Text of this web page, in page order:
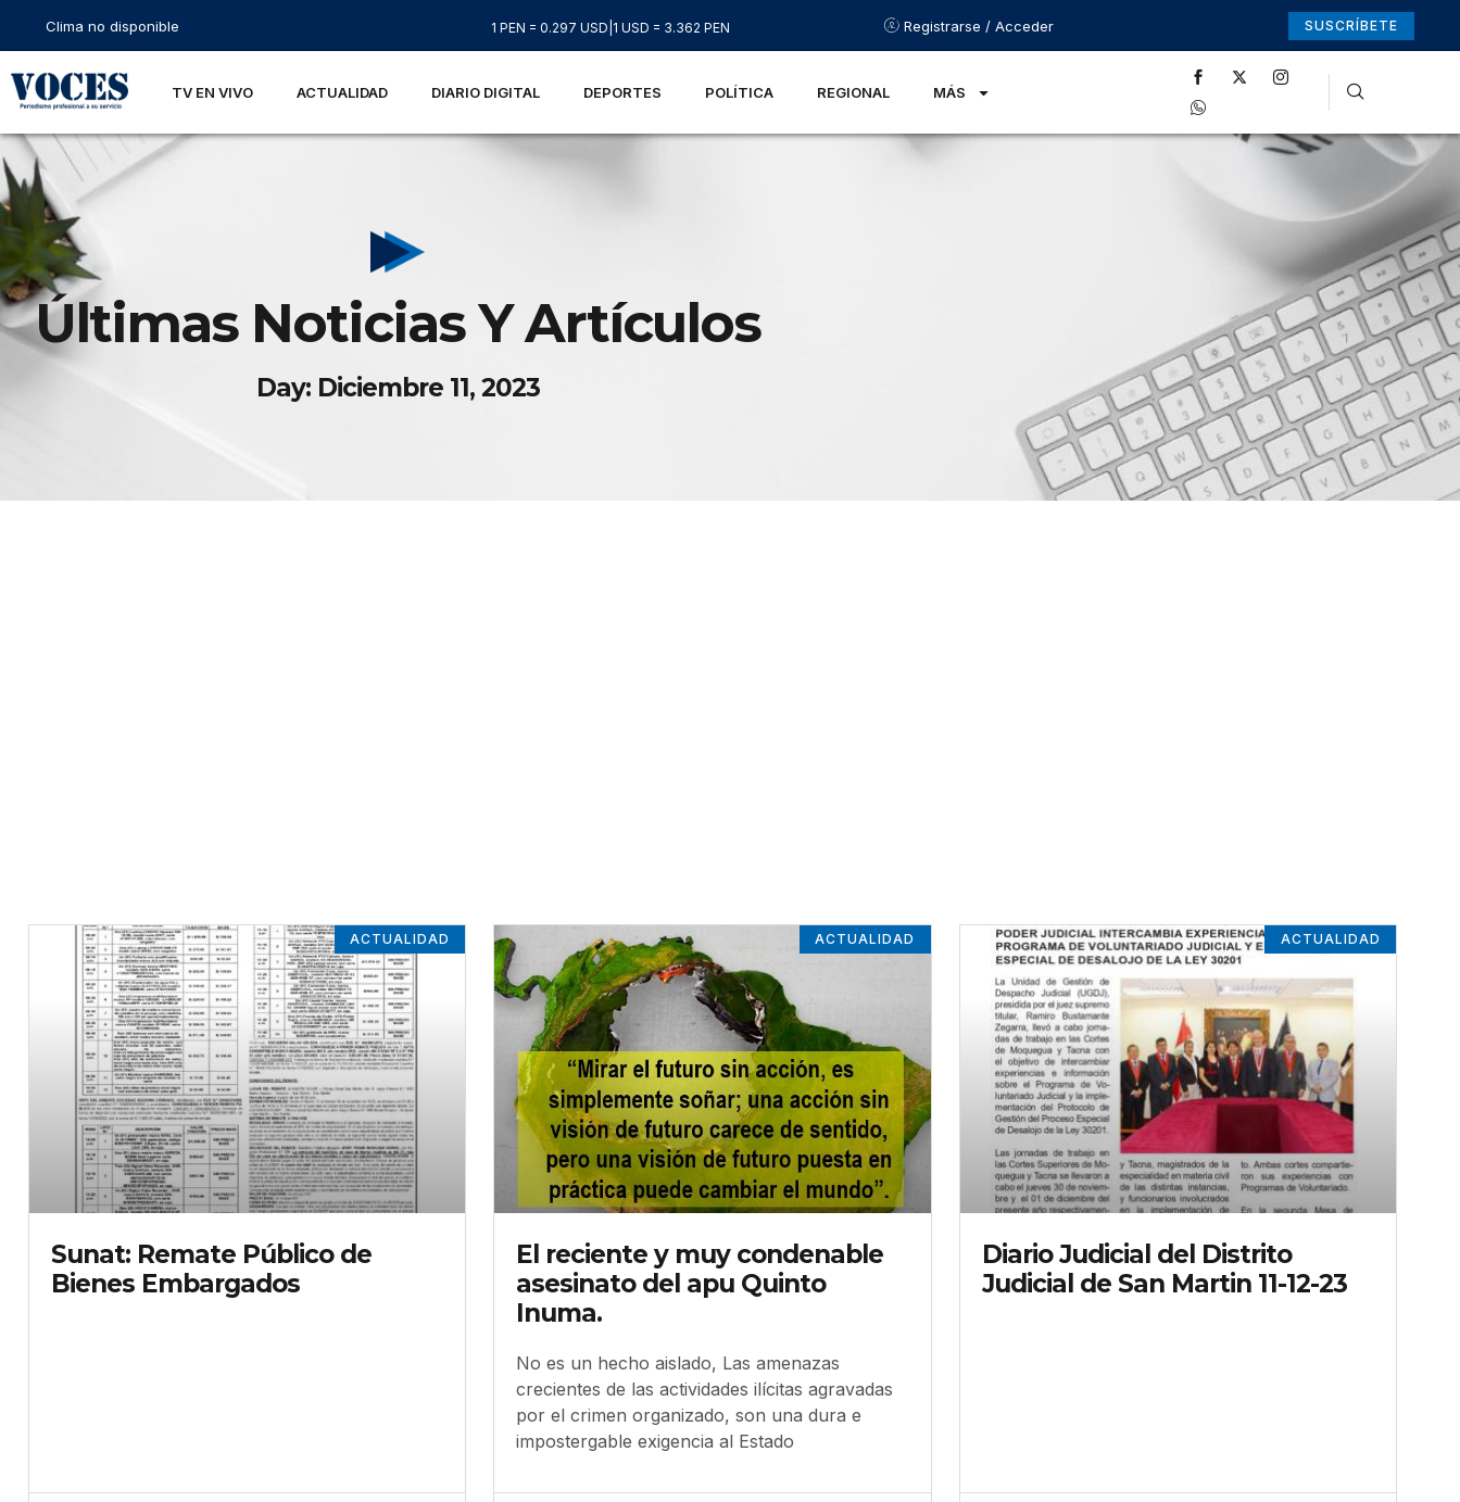
Clima no disponible 1 PEN = 0.297 USD 1 USD = 3.362 PEN Registrarse / Acceder SUSCRÍBETE
TV EN VIVO ACTUALIDAD DIARIO DIGITAL DEPORTES POLÍTICA REGIONAL MÁS
Últimas Noticias Y Artículos
Day: Diciembre 11, 2023
ACTUALIDAD
Sunat: Remate Público de
Bienes Embargados
ACTUALIDAD
El reciente y muy condenable
asesinato del apu Quinto
Inuma.
No es un hecho aislado, Las amenazas
crecientes de las actividades ilícitas agravadas
por el crimen organizado, son una dura e
impostergable exigencia al Estado
ACTUALIDAD
Diario Judicial del Distrito
Judicial de San Martin 11-12-23